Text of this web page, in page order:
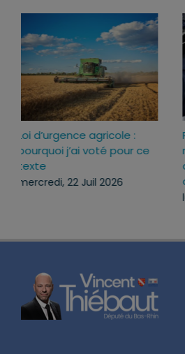
Loi d’urgence agricole :
pourquoi j’ai voté pour ce
texte
mercredi, 22 Juil 2026